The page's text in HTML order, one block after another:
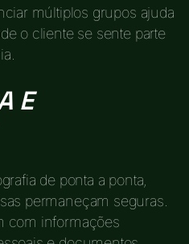
múltiplos grupos ajuda
o cliente se sente parte
E
de ponta a ponta,
permaneçam seguras.
com informações